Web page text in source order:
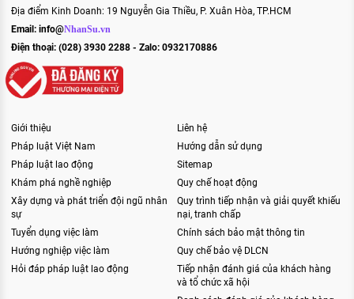
Địa điểm Kinh Doanh: 19 Nguyễn Gia Thiều, P. Xuân Hòa, TP.HCM
Email: info@NhanSu.vn
Điện thoại: (028) 3930 2288 - Zalo: 0932170886
Giới thiệu
Pháp luật Việt Nam
Pháp luật lao động
Khám phá nghề nghiệp
Xây dựng và phát triển đội ngũ nhân
sự
Tuyển dụng việc làm
Hướng nghiệp việc làm
Hỏi đáp pháp luật lao động
Liên hệ
Hướng dẫn sử dụng
Sitemap
Quy chế hoạt động
Quy trình tiếp nhận và giải quyết khiếu
nại, tranh chấp
Chính sách bảo mật thông tin
Quy chế bảo vệ DLCN
Tiếp nhận đánh giá của khách hàng
và tổ chức xã hội